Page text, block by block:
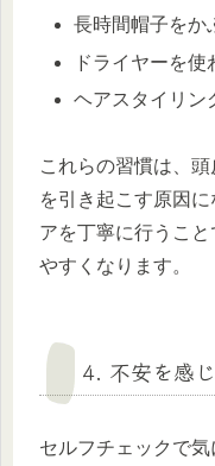
長時間帽子をか
ドライヤーを
ヘアスタイリン
これらの習慣は、
を引き起こす原因
アを丁寧に行うこ
やすくなります。
4. 不安を感
セルフチェックで気